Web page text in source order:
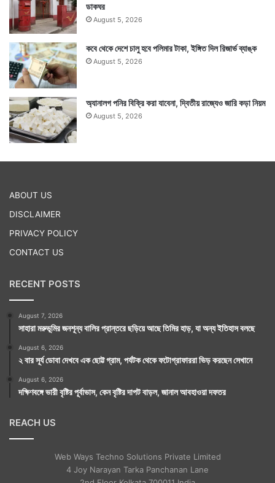
Tags Bengali Story Durga Puja
ডাকঘর
August 5, 2026
কবে থেকে দেশে চালু হবে পলিমার টাকা, ইঙ্গিত দিল রিজার্ভ ব্যাঙ্ক
August 5, 2026
অ্যানালগ পনির বিক্রি করা যাবেনা, দ্বিতীয় রাজ্যেও জারি কড়া নিয়ম
August 5, 2026
ABOUT US
DISCLAIMER
PRIVACY POLICY
CONTACT US
RECENT POSTS
August 7, 2026
সাহারা মরুভূমির জনশূন্য বালির প্রান্তরে ছড়িয়ে আছে তিমির হাড়, যা অন্য ইতিহাস বলছে
August 6, 2026
২ বার সূর্য ডোবা দেখবে এক ছোট্ট গ্রাম, পর্যটক থেকে ফটোগ্রাফাররা ভিড় করছেন সেখানে
August 6, 2026
দক্ষিণবঙ্গে ভারী বৃষ্টির পূর্বাভাস, কেন বৃষ্টির দাপট বাড়ল, জানাল আবহাওয়া দফতর
REACH US
Web Ways Techno Solutions Private Limited
4 Joy Narayan Tarka Panchanan Lane